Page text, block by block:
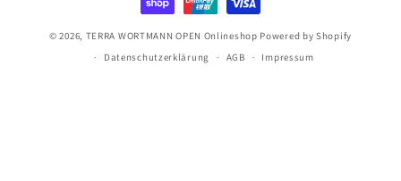
© 2026, TERRA WORTMANN OPEN Onlineshop Powered by Shopify
Datenschutzerklärung
AGB Impressum